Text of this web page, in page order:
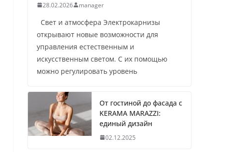
28.02.2026 manager
Свет и атмосфера Электрокарнизы
открывают новые возможности для
управления естественным и
искусственным светом. С их помощью
можно регулировать уровень
От гостиной до фасада с
KERAMA MARAZZI:
единый дизайн
02.12.2025